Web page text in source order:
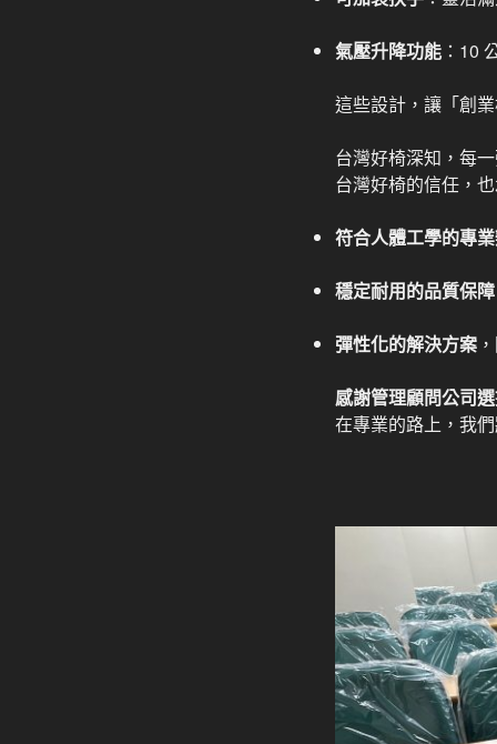
氣壓升降功能 ：10
這些設計，讓「創
台灣好椅深知，每
台灣好椅的信任，
符合人體工學的專
穩定耐用的品質保障
彈性化的解決方案
感謝管理顧問公司
在專業的路上，我